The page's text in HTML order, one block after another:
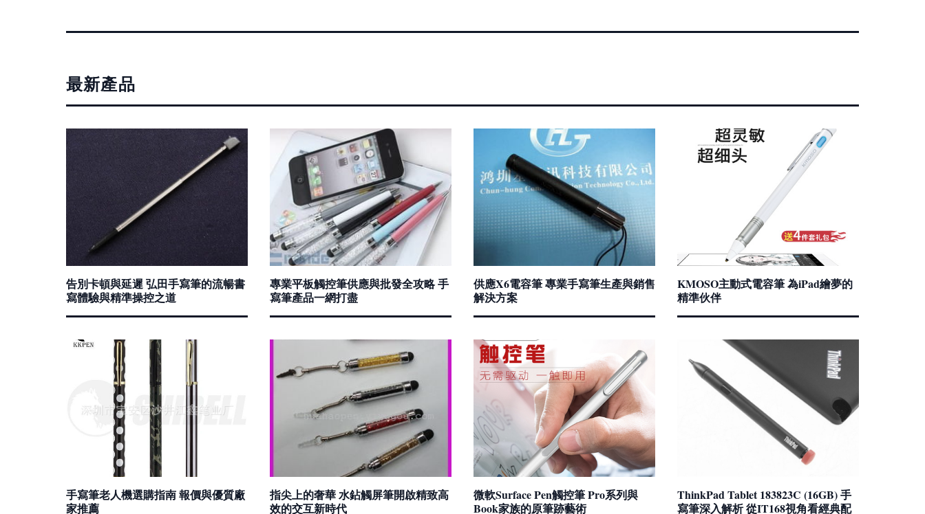
最新產品
告別卡頓與延遲 弘田手寫筆的流暢書
寫體驗與精準操控之道
專業平板觸控筆供應與批發全攻略 手
寫筆產品一網打盡
供應X6電容筆 專業手寫筆生產與銷售
解決方案
KMOSO主動式電容筆 為iPad繪夢的
精準伙伴
手寫筆老人機選購指南 報價與優質廠
家推薦
指尖上的奢華 水鉆觸屏筆開啟精致高
效的交互新時代
微軟Surface Pen觸控筆 Pro系列與
Book家族的原筆跡藝術
ThinkPad Tablet 183823C (16GB) 手
寫筆深入解析 從IT168視角看經典配